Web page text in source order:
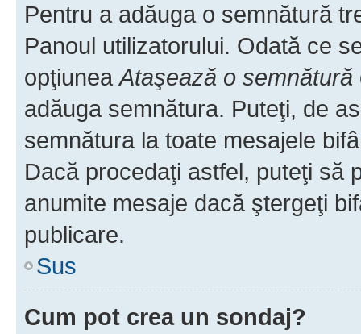
Pentru a adăuga o semnătură
Panoul utilizatorului. Odată ce
opţiuneaAtaşează o semnătură
adăuga semnătura. Puteţi, de
semnătura la toate mesajele
Dacă procedaţi astfel, puteţi să
anumite mesaje dacă ştergeţi
publicare.
Sus
Cum pot crea un sondaj?